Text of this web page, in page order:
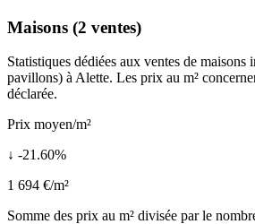
Maisons (2 ventes)
Statistiques dédiées aux ventes de
pavillons) à Alette. Les prix au m²
déclarée.
Prix moyen/m²
↓ -21.60%
1 694 €/m²
Somme des prix au m² divisée par le